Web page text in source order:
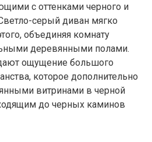
с оттенками черного и
серый диван мягко
объединяя комнату
деревянными полами.
ощущение большого
которое дополнительно
витринами в черной
до черных каминов